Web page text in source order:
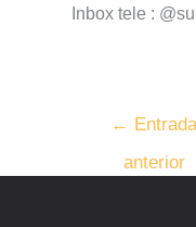
Inbox tele :
←
anterior